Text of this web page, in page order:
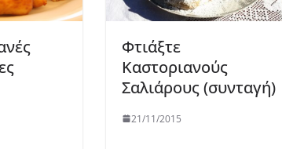
Φτιάξτε
Καστοριανούς
Σαλιάρους (συνταγή)
21/11/2015